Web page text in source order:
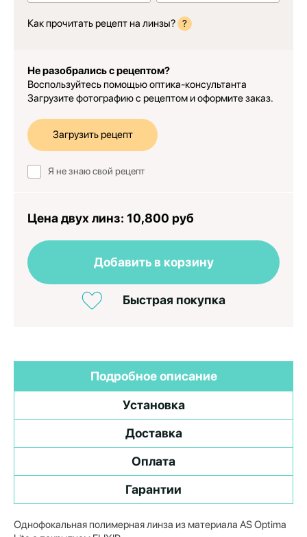
Как прочитать рецепт на линзы? ?
Не разобрались с рецептом?
Воспользуйтесь помощью оптика-консультанта
Загрузите фотографию с рецептом и оформите заказ.
Загрузить рецепт
Я не знаю свой рецепт
Цена двух линз: 10,800 руб
Добавить в корзину
Быстрая покупка
Подробное описание
Установка
Доставка
Оплата
Гарантии
Однофокальная полимерная линза из материала AS Optima